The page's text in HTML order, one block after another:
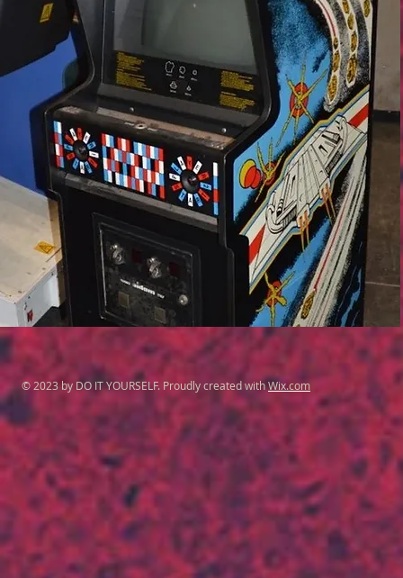
© 2023 by DO IT YOURSELF. Proudly created withWix.com